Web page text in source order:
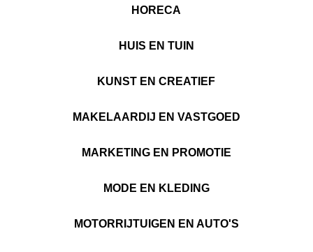
HORECA
HUIS EN TUIN
KUNST EN CREATIEF
MAKELAARDIJ EN VASTGOED
MARKETING EN PROMOTIE
MODE EN KLEDING
MOTORRIJTUIGEN EN AUTO'S